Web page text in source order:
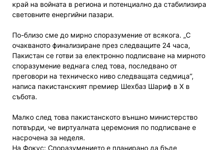
край на войната в региона и потенциално да стабилизира
световните енергийни пазари.
По-близо сме до мирно споразумение от всякога. „С
очакваното финализиране през следващите 24 часа,
Пакистан се готви за електронно подписване на мирното
споразумение веднага след това, последвано от
преговори на техническо ниво следващата седмица“,
написа пакистанският премиер Шехбаз Шариф в X в
събота.
Малко след това пакистанското външно министерство
потвърди, че виртуалната церемония по подписване е
насрочена за неделя.
На Фокус: Споразумението е планирано да бъде